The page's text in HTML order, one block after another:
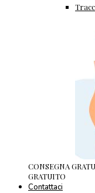
CONSEGNA
GRATUITO
Contattaci